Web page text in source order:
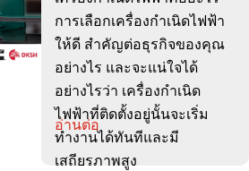
การเลือกเครื่องกำเนิดไฟฟ้า
ให้ดี สำคัญต่อธุรกิจของคุณ
อย่างไร และจะแน่ใจได้
อย่างไรว่า เครื่องกำเนิด
ไฟฟ้าที่ติดตั้งอยู่นั้นจะเริ่ม
ทำงานได้ทันทีและมี
เสถียรภาพสูง
อ่านต่อ